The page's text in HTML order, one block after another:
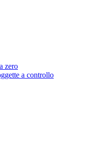
zero
a controllo